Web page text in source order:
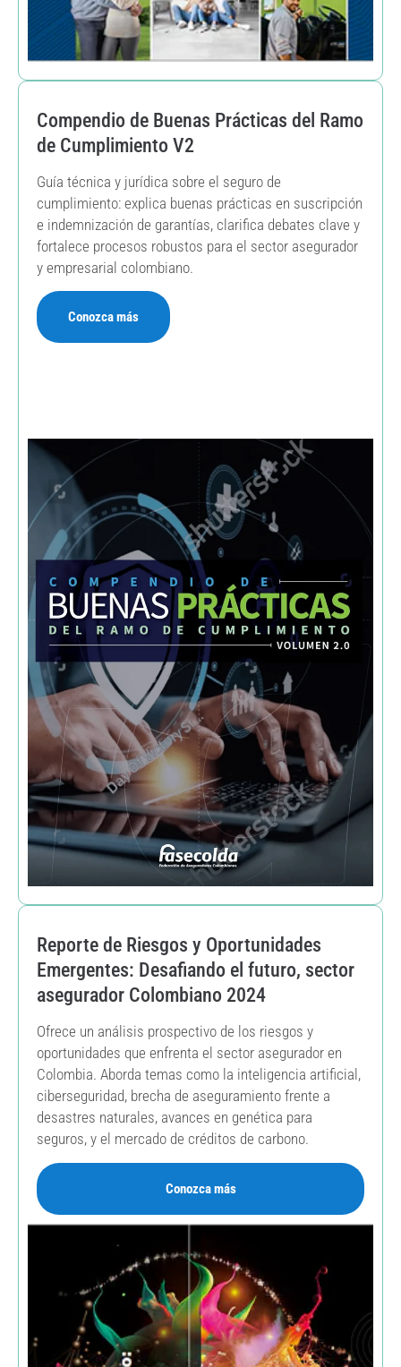
Compendio de Buenas Prácticas del Ramo
de Cumplimiento V2
Guía técnica y jurídica sobre el seguro de
cumplimiento: explica buenas prácticas en suscripción
e indemnización de garantías, clarifica debates clave y
fortalece procesos robustos para el sector asegurador
y empresarial colombiano.
Conozca más
Reporte de Riesgos y Oportunidades
Emergentes: Desafiando el futuro, sector
asegurador Colombiano 2024
Ofrece un análisis prospectivo de los riesgos y
oportunidades que enfrenta el sector asegurador en
Colombia. Aborda temas como la inteligencia artificial,
ciberseguridad, brecha de aseguramiento frente a
desastres naturales, avances en genética para
seguros, y el mercado de créditos de carbono.
Conozca más